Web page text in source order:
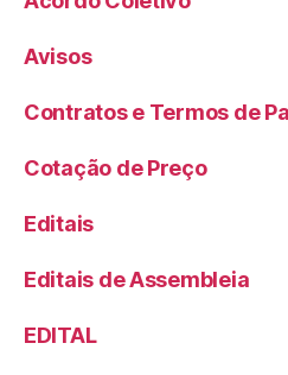
Avisos
Contratos e Termos de
Cotação de Preço
Editais
Editais de Assembleia
EDITAL